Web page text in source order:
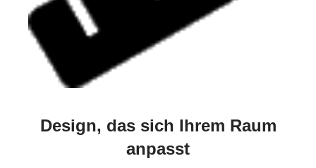
Design, das sich Ihrem Raum
anpasst